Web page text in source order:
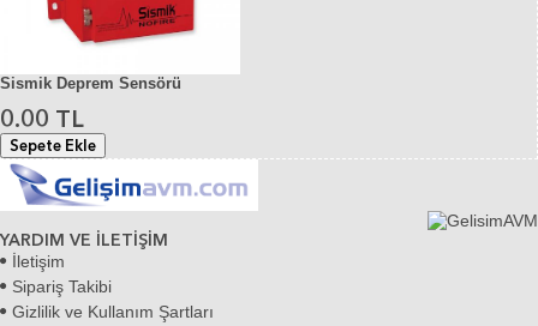
Sismik Deprem Sensörü
0.00 TL
Sepete Ekle
YARDIM VE İLETİŞİM
İletişim
Sipariş Takibi
Gizlilik ve Kullanım Şartları